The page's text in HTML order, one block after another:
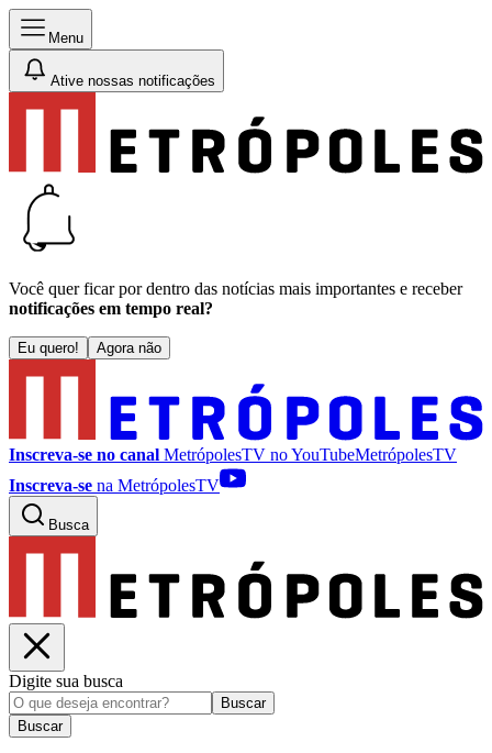
Menu
Ative nossas notificações
Você quer ficar por dentro das notícias mais importantes e receber
notificações em tempo real?
Eu quero! Agora não
Inscreva-se no canal MetrópolesTV noYouTubeMetrópolesTV
Inscreva-se na MetrópolesTV
Busca
Digite sua busca
Buscar
Buscar